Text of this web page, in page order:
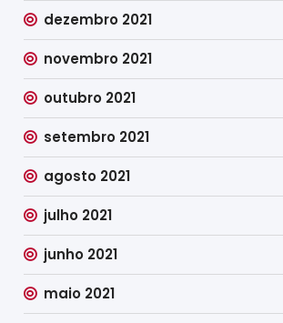
dezembro 2021
novembro 2021
outubro 2021
setembro 2021
agosto 2021
julho 2021
junho 2021
maio 2021